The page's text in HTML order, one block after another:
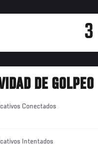
3
DE GOLPEO
Conectados
Intentados